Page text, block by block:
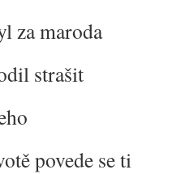
za maroda
strašit
povede se ti